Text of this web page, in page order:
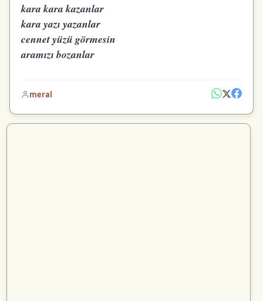
kara kara kazanlar
kara yazı yazanlar
cennet yüzü görmesin
aramızı bozanlar
meral